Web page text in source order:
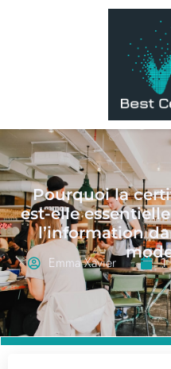
Pourquoi la
est-elle
l’information
Emma Xavier 1